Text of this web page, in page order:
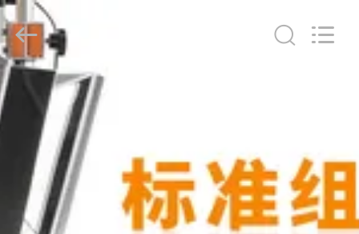
บ้าน
สินค้า
เกี่ยว
2026
GUANGDONG
TOUPACK
INTELLIGENT
EQUIPMENT
CO.,
LTD.
All
Rights
Reserved.